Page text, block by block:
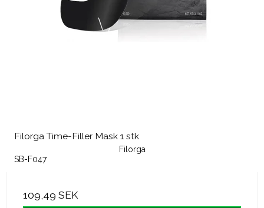
Filorga Time-Filler Mask 1 stk
Filorga
SB-F047
109,49 SEK